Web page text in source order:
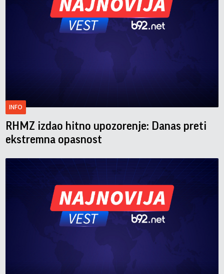
INFO
RHMZ izdao hitno upozorenje: Danas preti
ekstremna opasnost